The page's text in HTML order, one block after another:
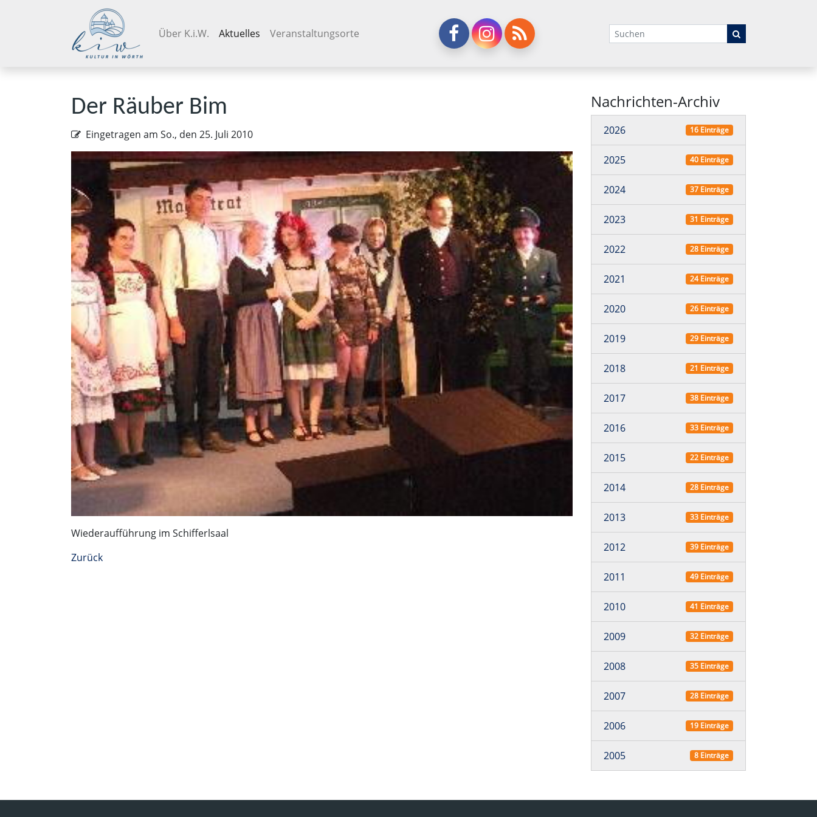
Navigation überspringen
Über K.i.W. Aktuelles Veranstaltungsorte Suchbegriffe
Der Räuber Bim
Eingetragen am So., den 25. Juli 2010
Wiederaufführung im Schifferlsaal
Zurück
Nachrichten-Archiv
2026 16 Einträge
2025 40 Einträge
2024 37 Einträge
2023 31 Einträge
2022 28 Einträge
2021 24 Einträge
2020 26 Einträge
2019 29 Einträge
2018 21 Einträge
2017 38 Einträge
2016 33 Einträge
2015 22 Einträge
2014 28 Einträge
2013 33 Einträge
2012 39 Einträge
2011 49 Einträge
2010 41 Einträge
2009 32 Einträge
2008 35 Einträge
2007 28 Einträge
2006 19 Einträge
2005 8 Einträge